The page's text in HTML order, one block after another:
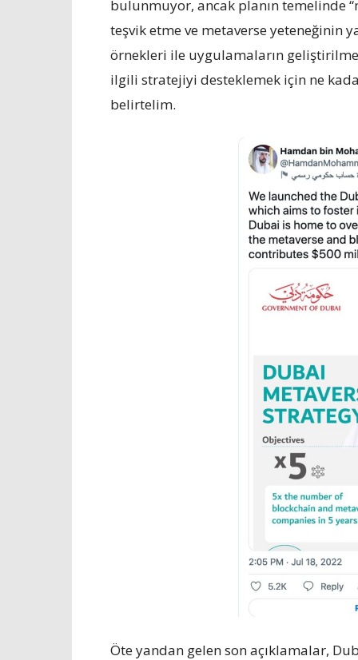
bulunmuyor, ancak planın temelinde
teşvik etme ve metaverse yeteneğinin
örnekleri ile uygulamaların
ilgili stratejiyi desteklemek için ne
belirtelim.
Öte yandan gelen son açıklamalar,